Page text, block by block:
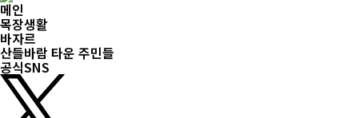
메인
목장생활
바자르
산들바람 타운 주민들
공식SNS